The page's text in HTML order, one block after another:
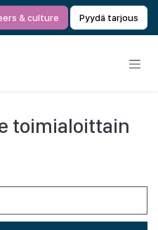
& culture Pyydä tarjous
toimialoittain